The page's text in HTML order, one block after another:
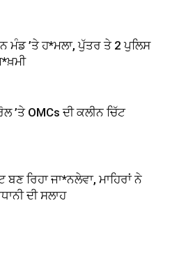
ਮੰਡ ’ਤੇ ਹ*ਮਲਾ, ਪੁੱਤਰ ਤੇ 2 ਪੁਲਿਸ
’ਤੇ OMCs ਦੀ ਕਲੀਨ ਚਿੱਟ
ਰਿਹਾ ਜਾ*ਨਲੇਵਾ, ਮਾਹਿਰਾਂ ਨੇ
ਦੀ ਸਲਾਹ